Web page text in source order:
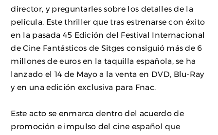
director, y preguntarles sobre los detalles de la
película. Este thriller que tras estrenarse con éxito
en la pasada 45 Edición del Festival Internacional
de Cine Fantásticos de Sitges consiguió más de 6
millones de euros en la taquilla española, se ha
lanzado el 14 de Mayo a la venta en DVD, Blu-Ray
y en una edición exclusiva para Fnac.
Este acto se enmarca dentro del acuerdo de
promoción e impulso del cine español que